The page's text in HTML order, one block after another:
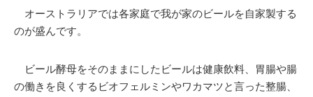
オーストラリアでは各家庭で我が家のビールを自家製する
のが盛んです。
ビール酵母をそのままにしたビールは健康飲料、胃腸や腸
の働きを良くするビオフェルミンやワカマツと言った整腸、